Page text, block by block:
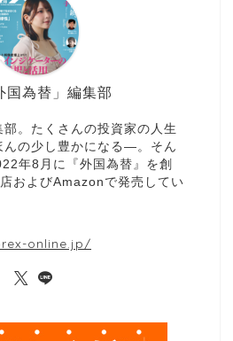
国為替」編集部
。たくさんの投資家の人生
んの少し豊かになる—。そん
年8月に『外国為替』を創
およびAmazonで発売してい
online.jp/